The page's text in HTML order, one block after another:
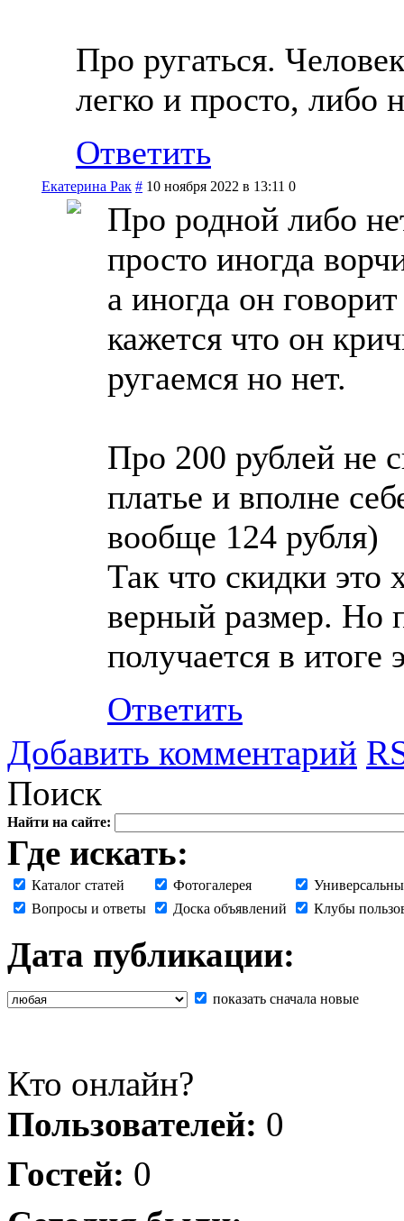
Про ругаться.
легко и просто, либо
Ответить
Екатерина Рак # 10 ноября 2022 в 13:11 0
Про родной либо
просто иногда
а иногда он
кажется что он
ругаемся но нет.
Про 200 рублей не
платье и вполне
вообще 124 рубля)
Так что скидки это
верный размер. Но
получается в
Ответить
Добавить комментарий
Поиск
Найти на сайте:
Где искать:
Каталог статей Фотогалерея
Вопросы и ответы
Доска объявлений Клубы
Дата публикации:
показать сначала новые
Кто онлайн?
Пользователей: 0
Гостей: 0